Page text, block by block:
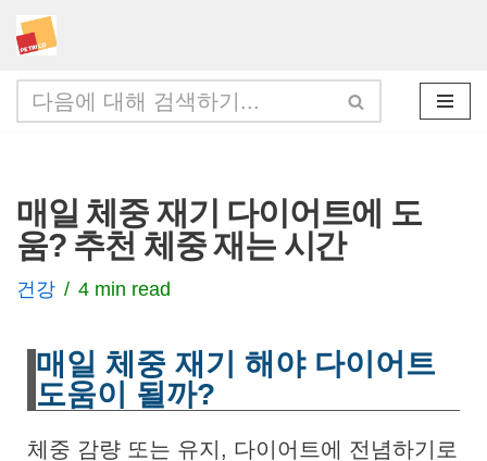
콘
텐
츠
너
뛰
기
매일 체중 재기 다이어트에 도
움? 추천 체중 재는 시간
건강 4 min read
매일 체중 재기 해야 다이어트
도움이 될까?
체중 감량 또는 유지, 다이어트에 전념하기로